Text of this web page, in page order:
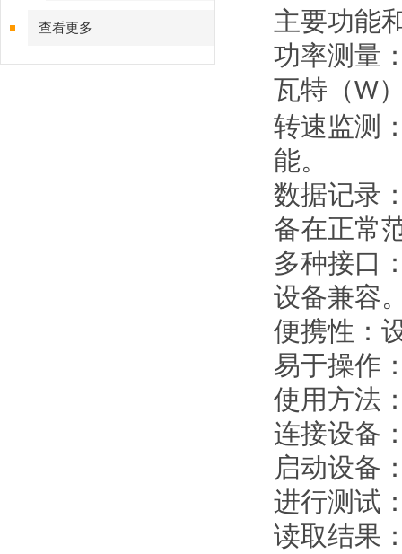
查看更多
主要功能
功率测量
瓦特（W
转速监测
能。
数据记录
备在正常
多种接口
设备兼容
便携性：
易于操作
使用方法
连接设备
启动设备
进行测试
读取结果